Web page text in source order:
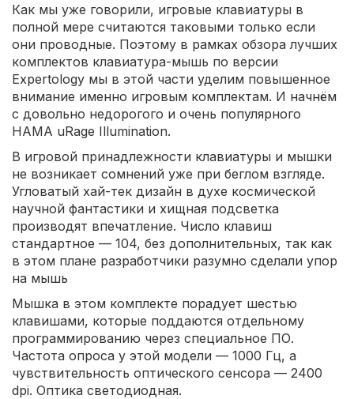
Как мы уже говорили, игровые клавиатуры в
полной мере считаются таковыми только если
они проводные. Поэтому в рамках обзора лучших
комплектов клавиатура-мышь по версии
Expertology мы в этой части уделим повышенное
внимание именно игровым комплектам. И начнём
с довольно недорогого и очень популярного
HAMA uRage Illumination.
В игровой принадлежности клавиатуры и мышки
не возникает сомнений уже при беглом взгляде.
Угловатый хай-тек дизайн в духе космической
научной фантастики и хищная подсветка
производят впечатление. Число клавиш
стандартное — 104, без дополнительных, так как
в этом плане разработчики разумно сделали упор
на мышь
Мышка в этом комплекте порадует шестью
клавишами, которые поддаются отдельному
программированию через специальное ПО.
Частота опроса у этой модели — 1000 Гц, а
чувствительность оптического сенсора — 2400
dpi. Оптика светодиодная.